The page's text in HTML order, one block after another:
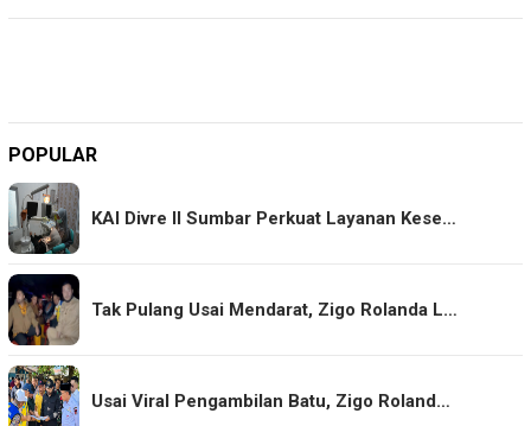
POPULAR
KAI Divre II Sumbar Perkuat Layanan Kese…
Tak Pulang Usai Mendarat, Zigo Rolanda L…
Usai Viral Pengambilan Batu, Zigo Roland…